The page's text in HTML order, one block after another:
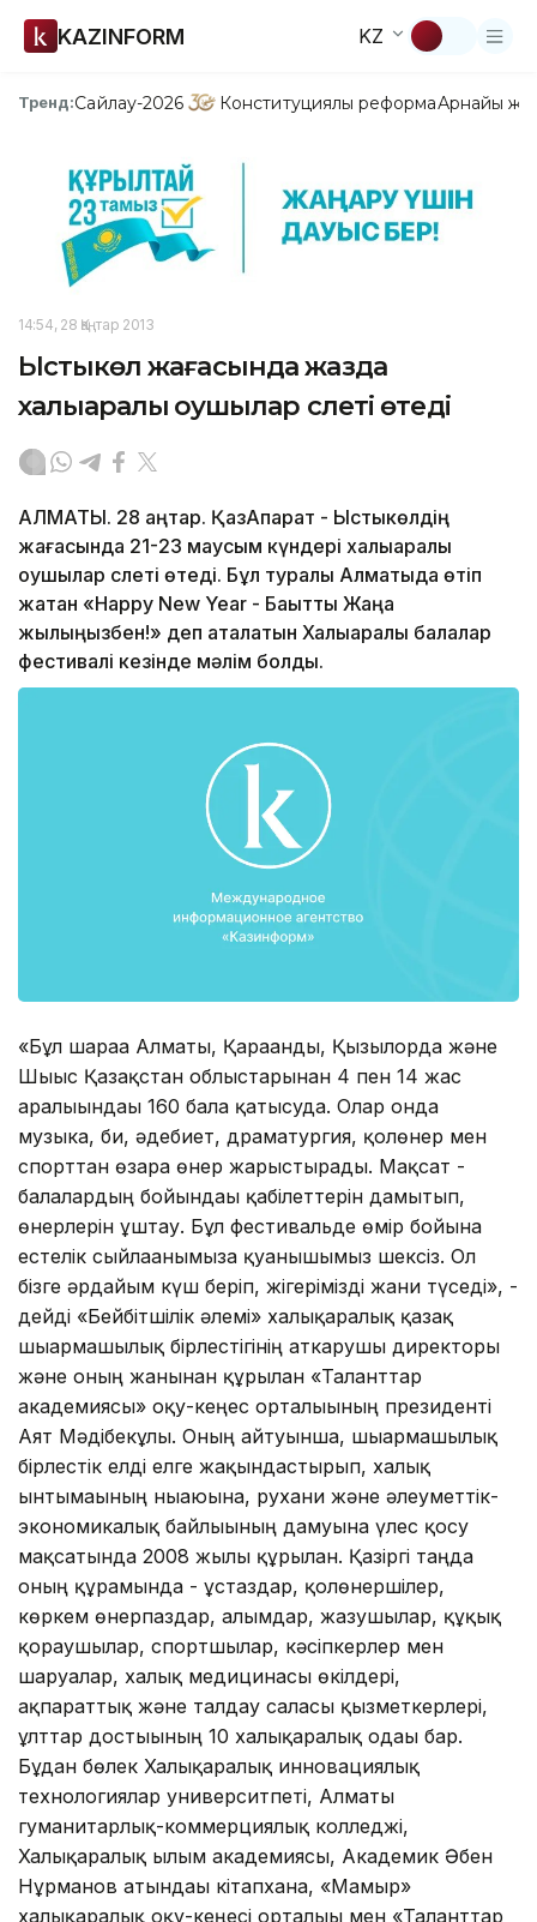
KAZINFORM KZ
Тренд:Сайлау-2026 Конституциялық реформаАрнайы
14:54, 28 Қаңтар 2013
Ыстықкөл жағасында жазда
халықаралық оқушылар слеті өтеді
АЛМАТЫ. 28 қаңтар. ҚазАқпарат - Ыстықкөлдің
жағасында 21-23 маусым күндері халықаралық
оқушылар слеті өтеді. Бұл туралы Алматыда өтіп
жатқан «Happy New Year - Бақытты Жаңа
жылыңызбен!» деп аталатын Халықаралық балалар
фестивалі кезінде мәлім болды.
«Бұл шараға Алматы, Қарағанды, Қызылорда және
Шығыс Қазақстан облыстарынан 4 пен 14 жас
аралығындағы 160 бала қатысуда. Олар онда
музыка, би, әдебиет, драматургия, қолөнер мен
спорттан өзара өнер жарыстырады. Мақсат -
балалардың бойындағы қабілеттерін дамытып,
өнерлерін ұштау. Бұл фестивальде өмір бойына
естелік сыйлағанымызға қуанышымыз шексіз. Ол
бізге әрдайым күш беріп, жігерімізді жани түседі», -
дейді «Бейбітшілік әлемі» халықаралық қазақ
шығармашылық бірлестігінің аткарушы директоры
және оның жанынан құрылған «Таланттар
академиясы» оқу-кеңес орталығының президенті
Аят Мәдібекұлы. Оның айтуынша, шығармашылық
бірлестік елді елге жақындастырып, халық
ынтымағының нығаюына, рухани және әлеуметтік-
экономикалық байлығының дамуына үлес қосу
мақсатында 2008 жылы құрылған. Қазіргі таңда
оның құрамында - ұстаздар, қолөнершілер,
көркем өнерпаздар, ғалымдар, жазушылар, құқық
қорғаушылар, спортшылар, кәсіпкерлер мен
шаруалар, халық медицинасы өкілдері,
ақпараттық және талдау саласы қызметкерлері,
ұлттар достығының 10 халықаралық одағы бар.
Бұдан бөлек Халықаралық инновациялық
технологиялар университпеті, Алматы
гуманитарлық-коммерциялық колледжі,
Халықаралық ғылым академиясы, Академик Әбен
Нұрманов атындағы кітапхана, «Мамыр»
халықаралық оқу-кеңесі орталығы мен «Таланттар